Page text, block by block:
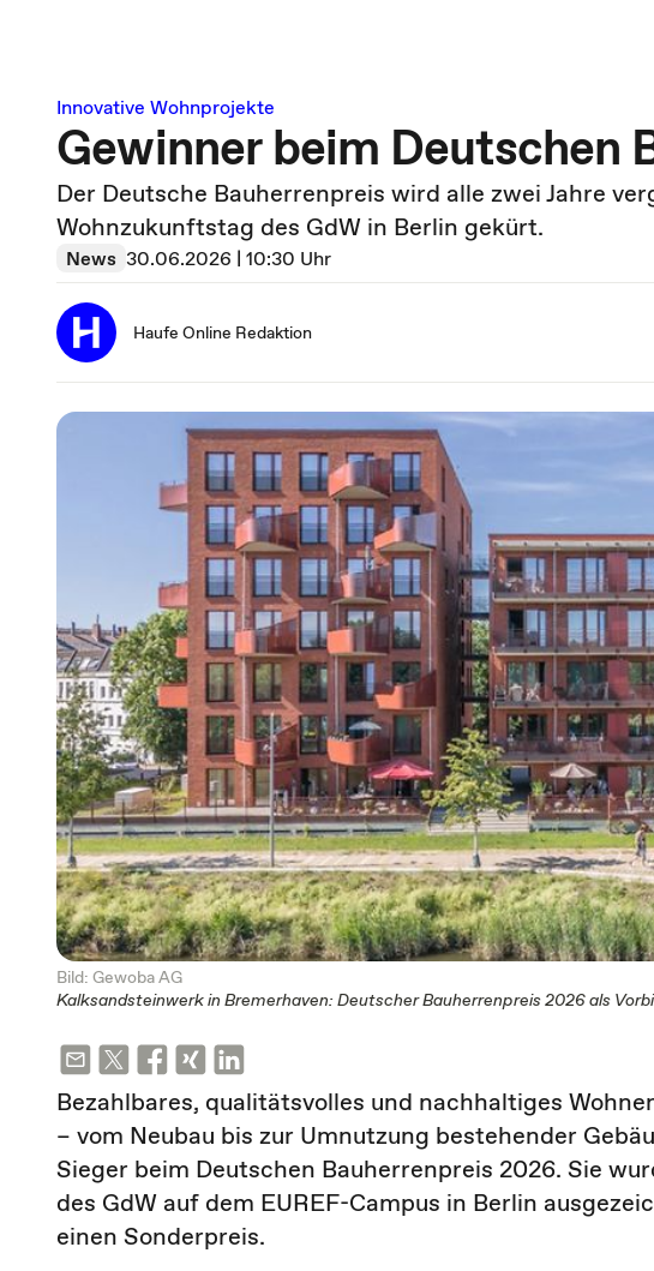
Innovative Wohnprojekte
Gewinner beim Deutschen
Der Deutsche Bauherrenpreis wird alle zwei Jahre
Wohnzukunftstag des GdW in Berlin gekürt.
News 30.06.2026 | 10:30 Uhr
Haufe Online Redaktion
Bild: Gewoba AG
Kalksandsteinwerk in Bremerhaven: Deutscher Bauherrenpreis 2026 als
Bezahlbares, qualitätsvolles und nachhaltiges
– vom Neubau bis zur Umnutzung bestehender
Sieger beim Deutschen Bauherrenpreis 2026. Sie
des GdW auf dem EUREF-Campus in Berlin
einen Sonderpreis.